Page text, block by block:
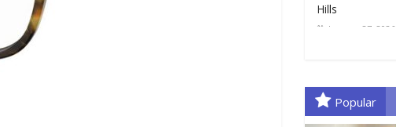
Hills
January 27, 2026
Popular